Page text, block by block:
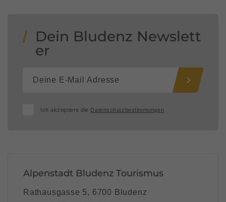
Dein Bludenz Newslett
er
Ich akzeptiere die Datenschutzbestimmungen
Alpenstadt Bludenz Tourismus
Rathausgasse 5, 6700 Bludenz